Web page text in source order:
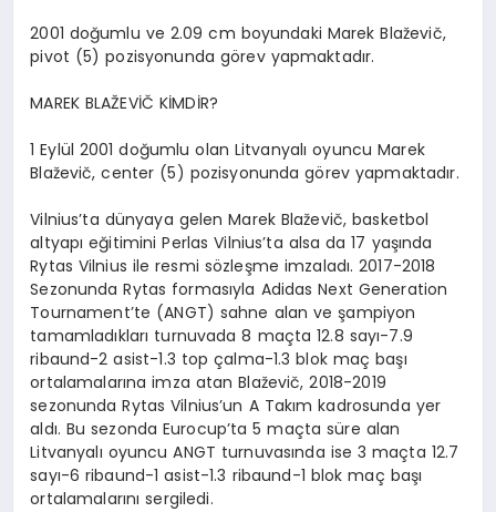
2001 doğumlu ve 2.09 cm boyundaki Marek Blaževič,
pivot (5) pozisyonunda görev yapmaktadır.
MAREK BLAŽEVİČ KİMDİR?
1 Eylül 2001 doğumlu olan Litvanyalı oyuncu Marek
Blaževič, center (5) pozisyonunda görev yapmaktadır.
Vilnius’ta dünyaya gelen Marek Blaževič, basketbol
altyapı eğitimini Perlas Vilnius’ta alsa da 17 yaşında
Rytas Vilnius ile resmi sözleşme imzaladı. 2017-2018
Sezonunda Rytas formasıyla Adidas Next Generation
Tournament’te (ANGT) sahne alan ve şampiyon
tamamladıkları turnuvada 8 maçta 12.8 sayı-7.9
ribaund-2 asist-1.3 top çalma-1.3 blok maç başı
ortalamalarına imza atan Blaževič, 2018-2019
sezonunda Rytas Vilnius’un A Takım kadrosunda yer
aldı. Bu sezonda Eurocup’ta 5 maçta süre alan
Litvanyalı oyuncu ANGT turnuvasında ise 3 maçta 12.7
sayı-6 ribaund-1 asist-1.3 ribaund-1 blok maç başı
ortalamalarını sergiledi.